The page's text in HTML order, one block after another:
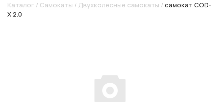
Каталог / Самокаты / Двухколесные самокаты / самокат COD-
X 2.0